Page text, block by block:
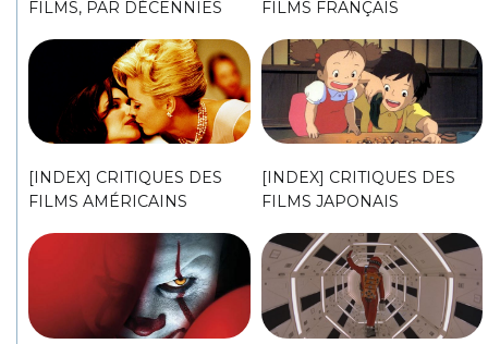
FILMS, PAR DÉCENNIES
FILMS FRANÇAIS
[INDEX] CRITIQUES DES
FILMS AMÉRICAINS
[INDEX] CRITIQUES DES
FILMS JAPONAIS